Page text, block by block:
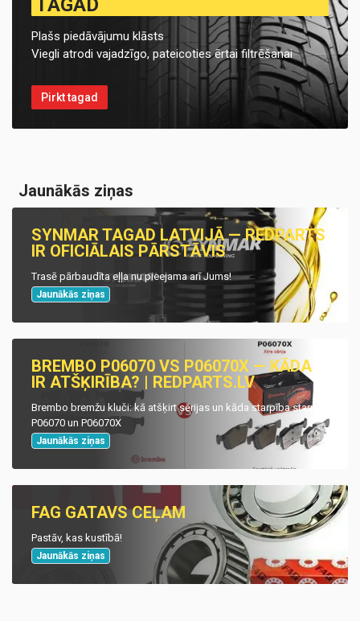
TAGAD
Plašs piedāvājumu klāsts
Viegli atrodi vajadzīgo, pateicoties ērtai filtrēšanai
Pirkt tagad
Jaunākās ziņas
SYNMAR TAGAD LATVIJĀ — REDPARTS
IR OFICIĀLAIS PĀRSTĀVIS
Trasē pārbaudīta eļļa nu pieejama arī Jums!
Jaunākās ziņas
BREMBO P06070 VS P06070X — KĀDA
IR ATŠĶIRĪBA? | REDPARTS.LV
Brembo bremžu kluči: kā atšķirt sērijas un kāda starpība starp
P06070 un P06070X
Jaunākās ziņas
FAG GATAVS CEĻAM
Pastāv, kas kustībā!
Jaunākās ziņas